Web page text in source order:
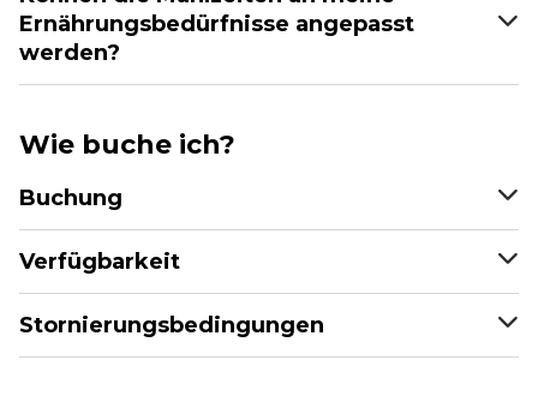
Ernährungsbedürfnisse angepasst
werden?
Wie buche ich?
Buchung
Verfügbarkeit
Stornierungsbedingungen